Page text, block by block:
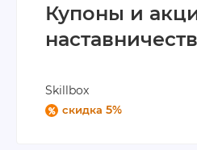
Купоны и
Skillbox
скидка 5%